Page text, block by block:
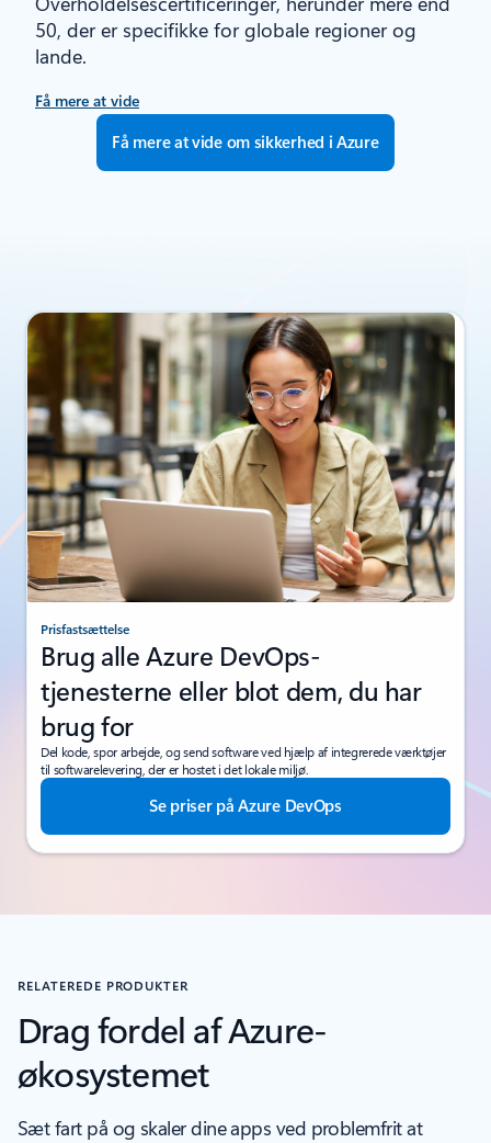
50, der er specifikke for globale regioner og
lande.
Få mere at vide
Få mere at vide om sikkerhed i Azure
Prisfastsættelse
Brug alle Azure DevOps-
tjenesterne eller blot dem, du har
brug for
Del kode, spor arbejde, og send software ved hjælp af integrerede værktøjer
til softwarelevering, der er hostet i det lokale miljø.
Se priser på Azure DevOps
RELATEREDE PRODUKTER
Drag fordel af Azure-
økosystemet
Sæt fart på og skaler dine apps ved problemfrit at